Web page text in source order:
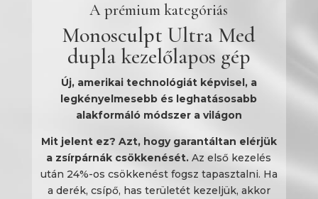
A prémium kategóriás
Monosculpt Ultra Med
dupla kezelőlapos gép
Új, amerikai technológiát képvisel, a
legkényelmesebb és leghatásosabb
alakformáló módszer a világon
Mit jelent ez? Azt, hogy garantáltan elérjük
a zsírpárnák csökkenését. Az első kezelés
után 24%-os csökkenést fogsz tapasztalni. Ha
a derék, csípő, has területét kezeljük, akkor